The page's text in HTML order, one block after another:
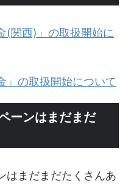
(関西)」の取扱開始に
」の取扱開始について
ーンはまだまだ
はまだまだたくさんあ